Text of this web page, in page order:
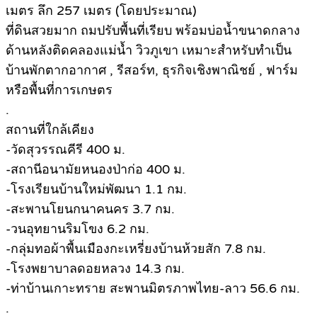
เมตร ลึก 257 เมตร (โดยประมาณ)
ที่ดินสวยมาก ถมปรับพื้นที่เรียบ พร้อมบ่อน้ำขนาดกลาง
ด้านหลังติดคลองแม่น้ำ วิวภูเขา เหมาะสำหรับทำเป็น
บ้านพักตากอากาศ , รีสอร์ท, ธุรกิจเชิงพาณิชย์ , ฟาร์ม
หรือพื้นที่การเกษตร
.
สถานที่ใกล้เคียง
-วัดสุวรรณคีรี 400 ม.
-สถานีอนามัยหนองป่าก่อ 400 ม.
-โรงเรียนบ้านใหม่พัฒนา 1.1 กม.
-สะพานโยนกนาคนคร 3.7 กม.
-วนอุทยานริมโขง 6.2 กม.
-กลุ่มทอผ้าพื้นเมืองกะเหรี่ยงบ้านห้วยสัก 7.8 กม.
-โรงพยาบาลดอยหลวง 14.3 กม.
-ท่าบ้านเกาะทราย สะพานมิตรภาพไทย-ลาว 56.6 กม.
.